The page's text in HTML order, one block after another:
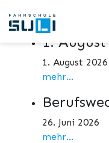
Aktuelles
1. August
1. August 2026
mehr...
26. Juni 2026
mehr...